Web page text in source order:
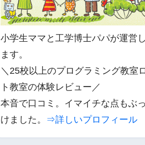
小学生ママと工学博士パパが運営
ます。
＼25校以上のプログラミング教室
ト教室の体験レビュー／
本音で口コミ。イマイチな点もぶ
けました。 ⇒詳しいプロフィール